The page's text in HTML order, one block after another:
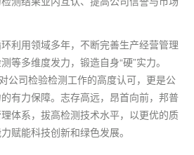
利用领域多年，不断完善生产经营管理
等多维度发力，锻造自身“硬”实力。
公司检验检测工作的高度认可，更是公
有力保障。志存高远，昂首向前，邦普
体系，拔高检测技术水平，以更优的质
赋能科技创新和绿色发展。